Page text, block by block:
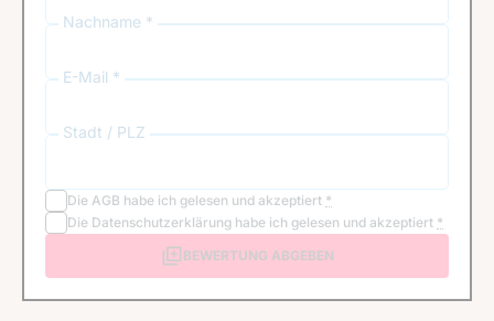
Nachname *
E-Mail *
Stadt / PLZ
Die AGB habe ich gelesen und akzeptiert *
Die Datenschutzerklärung habe ich gelesen und akzeptiert *
BEWERTUNG ABGEBEN